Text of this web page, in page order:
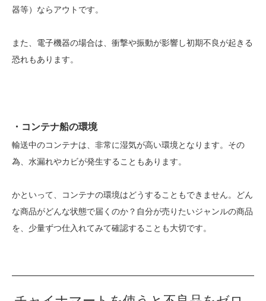
器等）ならアウトです。
また、電子機器の場合は、衝撃や振動が影響し初期不良が起きる
恐れもあります。
・コンテナ船の環境
輸送中のコンテナは、非常に湿気が高い環境となります。その
為、水漏れやカビが発生することもあります。
かといって、コンテナの環境はどうすることもできません。どん
な商品がどんな状態で届くのか？自分が売りたいジャンルの商品
を、少量ずつ仕入れてみて確認することも大切です。